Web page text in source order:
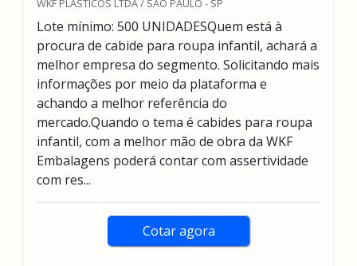
WKF PLASTICOS LTDA / SÃO PAULO - SP
Lote mínimo: 500 UNIDADESQuem está à
procura de cabide para roupa infantil, achará a
melhor empresa do segmento. Solicitando mais
informações por meio da plataforma e
achando a melhor referência do
mercado.Quando o tema é cabides para roupa
infantil, com a melhor mão de obra da WKF
Embalagens poderá contar com assertividade
com res...
Cotar agora